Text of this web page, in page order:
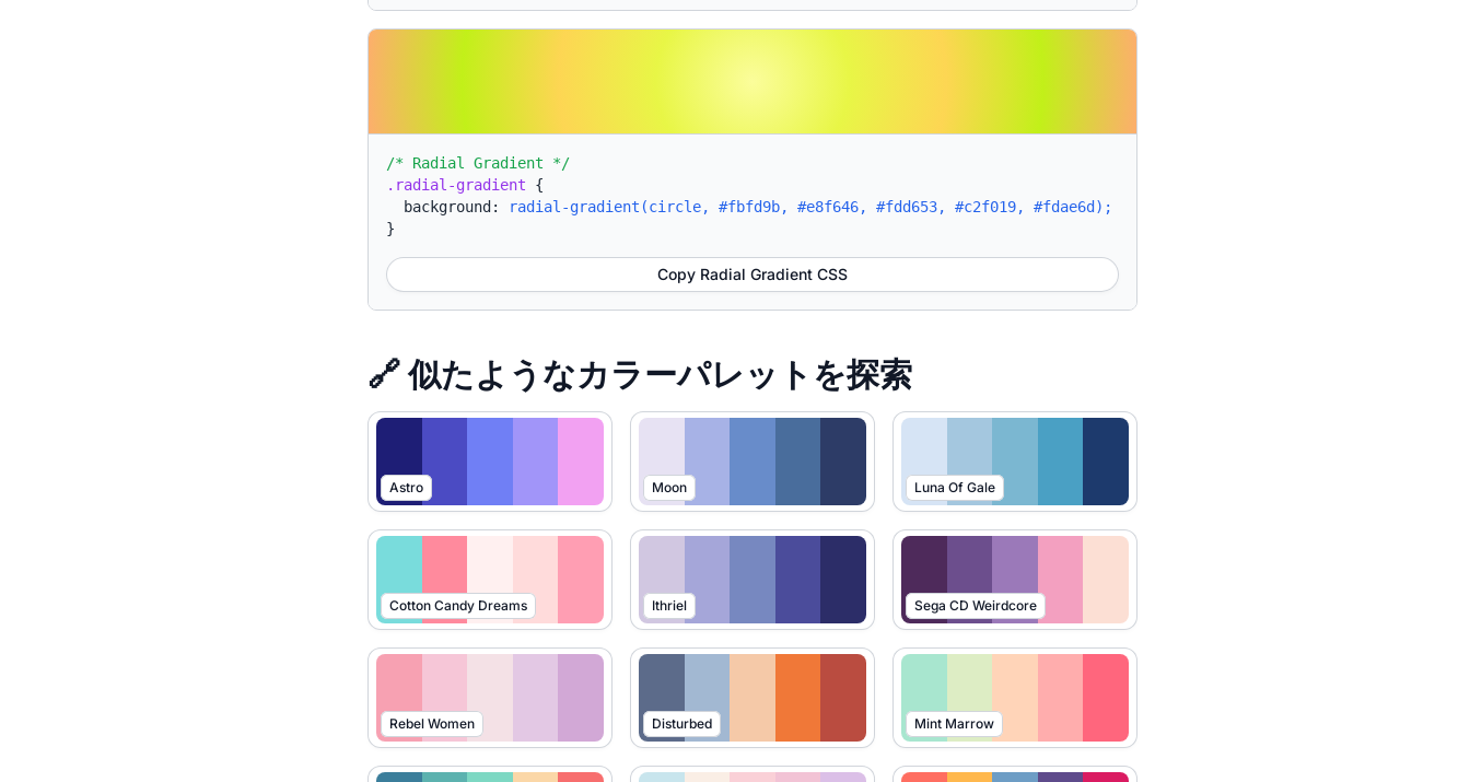
/* Radial Gradient */
.radial-gradient {
background:
radial-gradient(circle, #fbfd9b, #e8f646, #fdd653, #c2f019, #fdae6d);
}
Copy Radial Gradient CSS
🔗 似たようなカラーパレットを探索
Astro Moon Luna Of Gale
Cotton Candy Dreams Ithriel Sega CD Weirdcore
Rebel Women Disturbed Mint Marrow